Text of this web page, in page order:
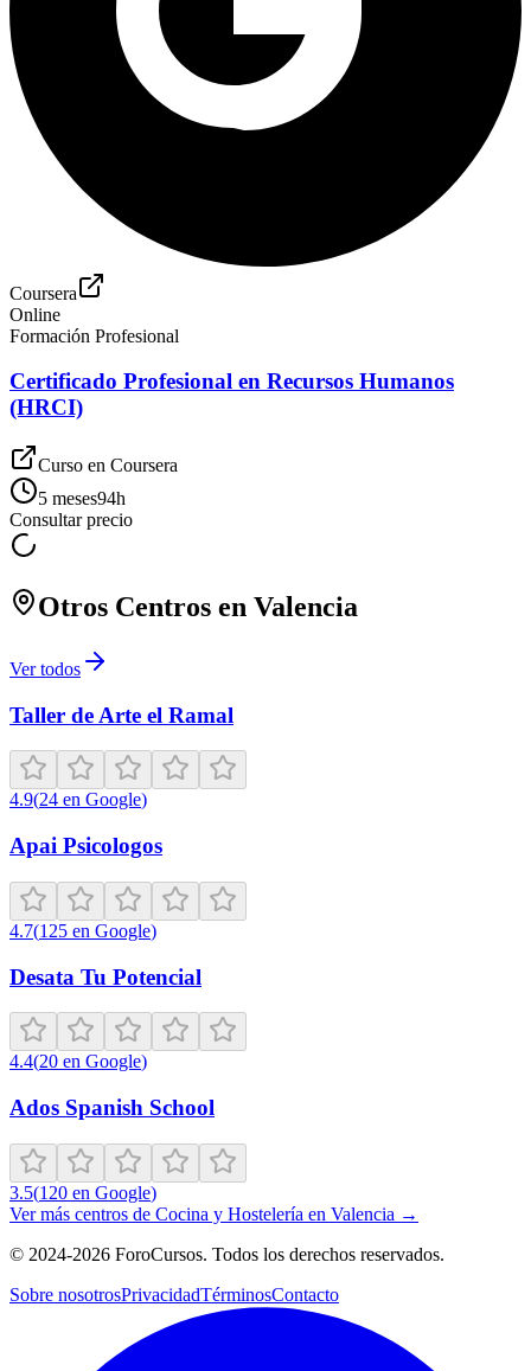
Coursera
Online
Formación Profesional
Certificado Profesional en Recursos Humanos
(HRCI)
Curso en Coursera
5 meses94h
Consultar precio
Otros Centros en Valencia
Ver todos
Taller de Arte el Ramal
4.9(24 en Google)
Apai Psicologos
4.7(125 en Google)
Desata Tu Potencial
4.4(20 en Google)
Ados Spanish School
3.5(120 en Google)
Ver más centros de Cocina y Hostelería en Valencia →
© 2024-2026 ForoCursos. Todos los derechos reservados.
Sobre nosotrosPrivacidadTérminosContacto